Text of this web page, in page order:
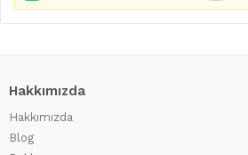
Hakkımızda
Hakkımızda
Blog